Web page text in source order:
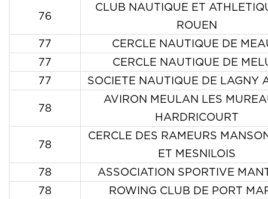
76
CLUB NAUTIQUE ET
ROUEN
77
CERCLE NAUTIQUE DE
77
CERCLE NAUTIQUE DE
77
SOCIETE NAUTIQUE DE LAGNY
78
AVIRON MEULAN LES
HARDRICOURT
78
CERCLE DES RAMEURS
ET MESNILOIS
78
ASSOCIATION SPORTIVE
78
ROWING CLUB DE PORT